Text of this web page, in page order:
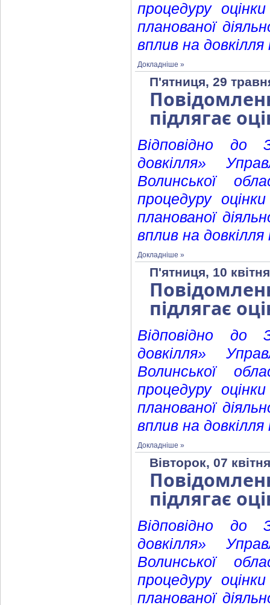
процедуру
планованої
вплив на
Докладніше »
П'ятниця, 29
підлягає
Відповідно до
довкілля»
Волинської
процедуру
планованої
вплив на
Докладніше »
П'ятниця, 10
підлягає
Відповідно до
довкілля»
Волинської
процедуру
планованої
вплив на
Докладніше »
Вівторок, 07
підлягає
Відповідно до
довкілля»
Волинської
процедуру
планованої